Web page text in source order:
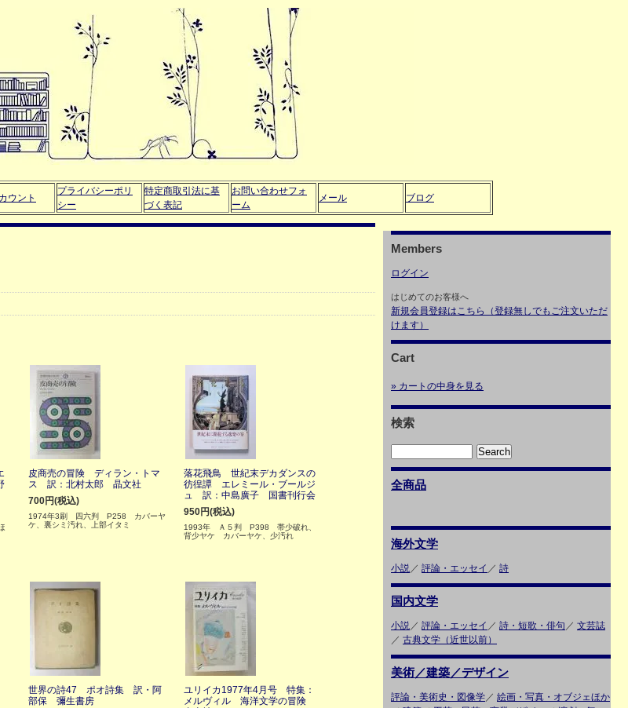
ウント
プライバシーポリ
シー
特定商取引法に基
づく表記
お問い合わせフォ
ーム
メール ブログ
皮商売の冒険 ディラン・トマ
ス 訳：北村太郎 晶文社
700円(税込)
1974年3刷 四六判 P258 カバーヤ
ケ、裏シミ汚れ、上部イタミ
落花飛鳥 世紀末デカダンスの
彷徨譚 エレミール・ブールジ
ュ 訳：中島廣子 国書刊行会
950円(税込)
1993年 Ａ５判 P398 帯少破れ、
背少ヤケ カバーヤケ、少汚れ
世界の詩47 ポオ詩集 訳・阿
部保 彌生書房
ユリイカ1977年4月号 特集：
メルヴィル 海洋文学の冒険
Members
ログイン
はじめてのお客様へ
新規会員登録はこちら（登録無しでもご注文いただ
けます）
Cart
» カートの中身を見る
検索
全商品
海外文学
小説／ 評論・エッセイ ／ 詩
国内文学
小説／ 評論・エッセイ ／ 詩・短歌・俳句 ／ 文芸誌
／ 古典文学（近世以前）
美術／建築／デザイン
評論・美術史・図像学／ 絵画・写真・オブジェほか